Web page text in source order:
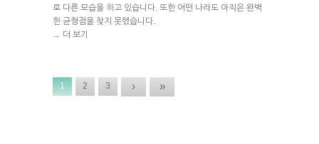
로 다른 모습을 하고 있습니다. 또한 어떤 나라도 아직은 완벽
한 균형점을 찾지 못했습니다.
→ 더 보기
1 2 3 › »